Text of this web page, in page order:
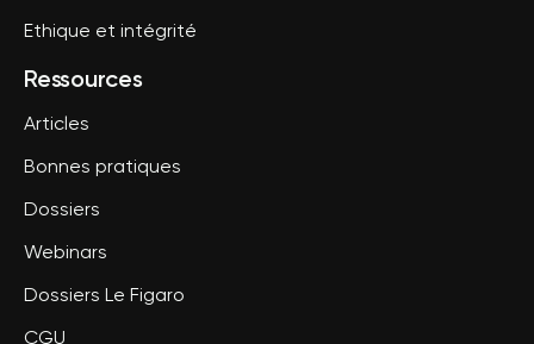
Ethique et intégrité
Ressources
Articles
Bonnes pratiques
Dossiers
Webinars
Dossiers Le Figaro
CGU